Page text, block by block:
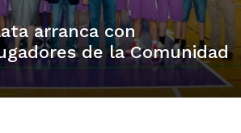
arranca con
de la Comunidad